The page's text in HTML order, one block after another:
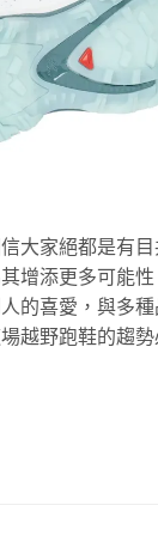
大家絕都是有
增添更多可能
的喜愛，與多
越野跑鞋的趨